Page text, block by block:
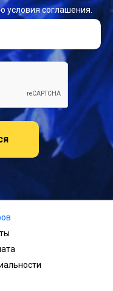
условия соглашения.